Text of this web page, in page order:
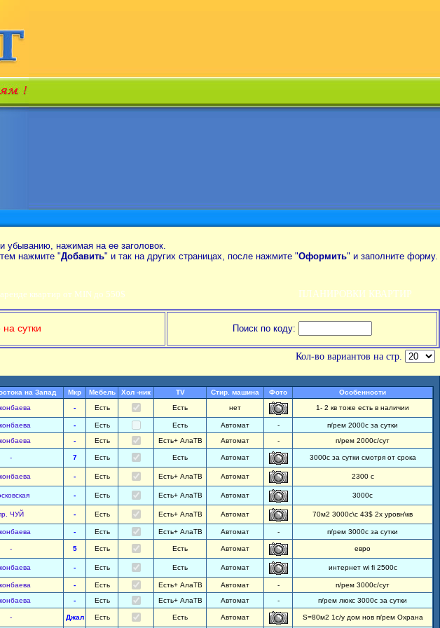
убыванию, нажимая на ее заголовок.
нажмите "Добавить" и так на других страницах, после нажмите "Оформить" и заполните форму.
квартир от MIN до 550$ ПЛАНИРОВКИ КВАРТИР
сутки Поиск по коду:
Кол-во вариантов на стр.
на Запад Мкр Мебель Хол -ник TV Стир. машина Фото
Особенности
- Есть Есть нет 1- 2 кв тоже есть в наличии
- Есть Есть Автомат -
п/рем 2000с за сутки
- Есть Есть+ АлаТВ Автомат - п/рем 2000с/сут
- 7 Есть Есть Автомат 3000с за сутки смотря от срока
- Есть Есть+ АлаТВ Автомат 2300 с
- Есть Есть+ АлаТВ Автомат 3000с
ЧУЙ - Есть Есть+ АлаТВ Автомат 70м2 3000с\с 43$ 2х уровн\кв
- Есть Есть+ АлаТВ Автомат - п/рем 3000с за сутки
- 5 Есть Есть Автомат евро
- Есть Есть Автомат интернет wi fi 2500с
- Есть Есть+ АлаТВ Автомат -
п/рем 3000с/сут
- Есть Есть+ АлаТВ Автомат - п/рем люкс 3000с за сутки
- Джал Есть Есть Автомат S=80м2 1с/у дом нов п/рем Охрана